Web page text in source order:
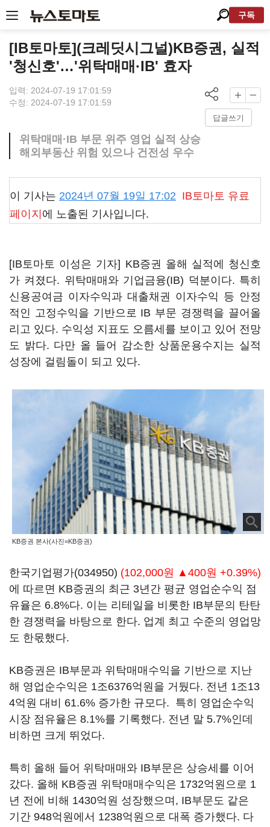
구독
[IB토마토](크레딧시그널)KB증권, 실적
'청신호'…'위탁매매·IB' 효자
입력: 2024-07-19 17:01:59
수정: 2024-07-19 17:01:59
답글쓰기
위탁매매·IB 부문 위주 영업 실적 상승
해외부동산 위험 있으나 건전성 우수
이 기사는 2024년 07월 19일 17:02 IB토마토 유료
페이지 에 노출된 기사입니다.
[IB토마토 이성은 기자] KB증권 올해 실적에 청신호
가 켜졌다. 위탁매매와 기업금융(IB) 덕분이다. 특히
신용공여금 이자수익과 대출채권 이자수익 등 안정
적인 고정수익을 기반으로 IB 부문 경쟁력을 끌어올
리고 있다. 수익성 지표도 오름세를 보이고 있어 전망
도 밝다. 다만 올 들어 감소한 상품운용수지는 실적
성장에 걸림돌이 되고 있다.
KB증권 본사(사진=KB증권)
한국기업평가(034950) (102,000원 ▲400원 +0.39%)
에 따르면 KB증권의 최근 3년간 평균 영업순수익 점
유율은 6.8%다. 이는 리테일을 비롯한 IB부문의 탄탄
한 경쟁력을 바탕으로 한다. 업계 최고 수준의 영업망
도 한몫했다.
KB증권은 IB부문과 위탁매매수익을 기반으로 지난
해 영업순수익은 1조6376억원을 거뒀다. 전년 1조13
4억원 대비 61.6% 증가한 규모다. 특히 영업순수익
시장 점유율은 8.1%를 기록했다. 전년 말 5.7%인데
비하면 크게 뛰었다.
특히 올해 들어 위탁매매와 IB부문은 상승세를 이어
갔다. 올해 KB증권 위탁매매수익은 1732억원으로 1
년 전에 비해 1430억원 성장했으며, IB부문도 같은
기간 948억원에서 1238억원으로 대폭 증가했다. 다